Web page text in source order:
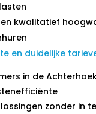
kwalitatief
en duidelijke
in de
zonder in